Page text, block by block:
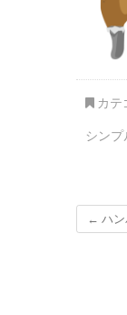
カテ
シンプ
← ハ